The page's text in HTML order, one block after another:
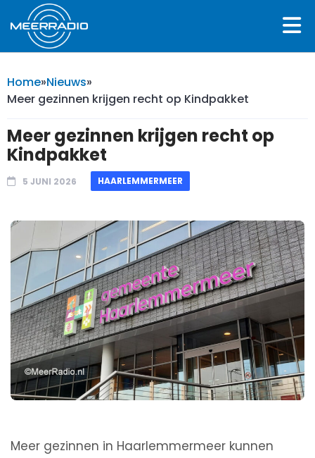
Home»Nieuws»
Meer gezinnen krijgen recht op Kindpakket
Meer gezinnen krijgen recht op
Kindpakket
5 JUNI 2026 HAARLEMMERMEER
Meer gezinnen in Haarlemmermeer kunnen